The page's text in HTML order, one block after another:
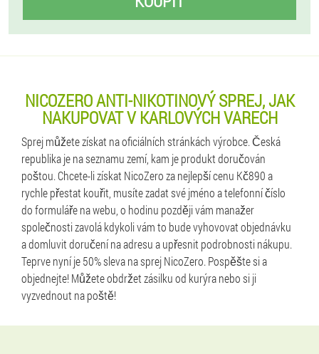
NICOZERO ANTI-NIKOTINOVÝ SPREJ, JAK
NAKUPOVAT V KARLOVÝCH VARECH
Sprej můžete získat na oficiálních stránkách výrobce. Česká
republika je na seznamu zemí, kam je produkt doručován
poštou. Chcete-li získat NicoZero za nejlepší cenu Kč890 a
rychle přestat kouřit, musíte zadat své jméno a telefonní číslo
do formuláře na webu, o hodinu později vám manažer
společnosti zavolá kdykoli vám to bude vyhovovat objednávku
a domluvit doručení na adresu a upřesnit podrobnosti nákupu.
Teprve nyní je 50% sleva na sprej NicoZero. Pospěšte si a
objednejte! Můžete obdržet zásilku od kurýra nebo si ji
vyzvednout na poště!